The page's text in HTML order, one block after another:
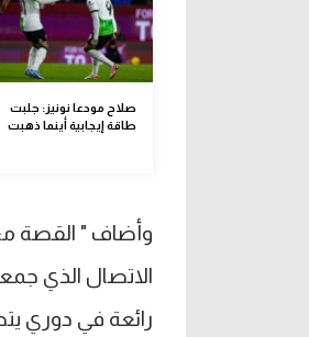
صلاح مودعا نونيز: جلبت
طاقة إيجابية أينما ذهبت
وأضاف " القصة
الاتصال الذي
رائعة في دوري